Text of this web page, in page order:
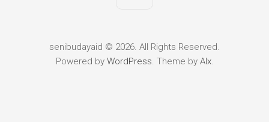
senibudayaid © 2026. All Rights Reserved.
Powered by WordPress. Theme by Alx.